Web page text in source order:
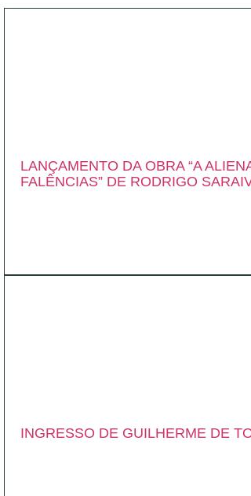
LANÇAMENTO DA OBRA “A
FALÊNCIAS” DE RODRIGO
INGRESSO DE GUILHERME DE